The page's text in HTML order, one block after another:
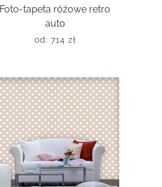
Foto-tapeta różowe retro
auto
od: 714 zł